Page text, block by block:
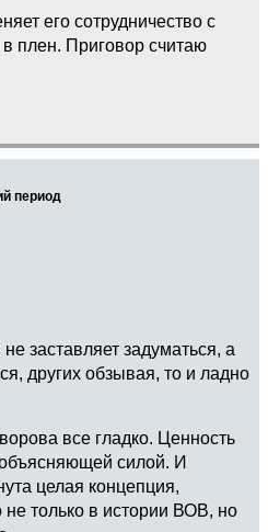
его сотрудничество с
плен. Приговор считаю
период
заставляет задуматься, а
других обзывая, то и ладно
все гладко. Ценность
силой. И
целая концепция,
только в истории ВОВ, но